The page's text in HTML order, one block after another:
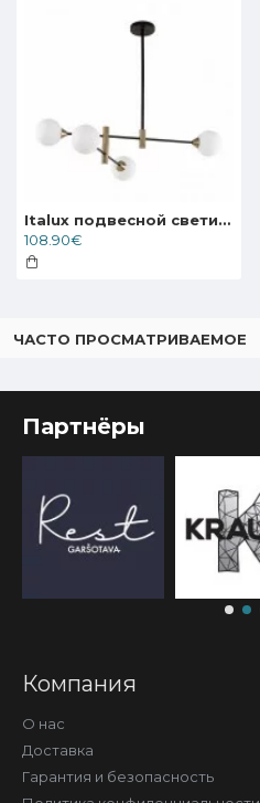
Italux подвесной светильник 4xG9x25W, белый, Marino PND-9148-4-OPAL
108.90€
ЧАСТО ПРОСМАТРИВАЕМОЕ
Партнёры
Компания
О нас
Доставка
Гарантия и безопасность